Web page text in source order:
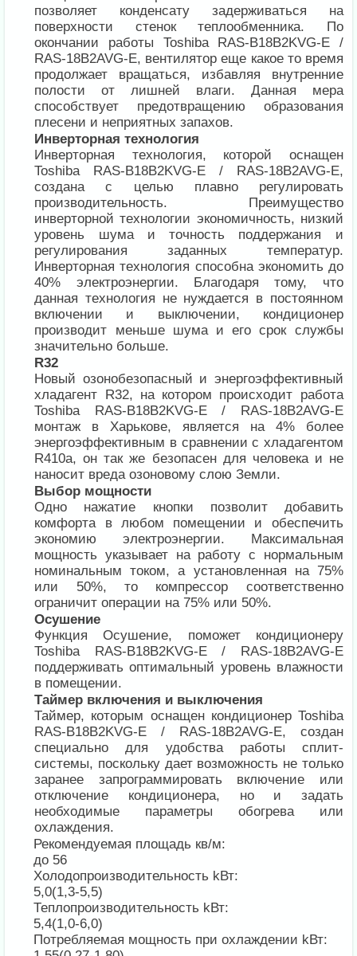
позволяет конденсату задерживаться на
поверхности стенок теплообменника. По
окончании работы Toshiba RAS-B18B2KVG-E /
RAS-18B2AVG-E, вентилятор еще какое то время
продолжает вращаться, избавляя внутренние
полости от лишней влаги. Данная мера
способствует предотвращению образования
плесени и неприятных запахов.
Инверторная технология
Инверторная технология, которой оснащен
Toshiba RAS-B18B2KVG-E / RAS-18B2AVG-E,
создана с целью плавно регулировать
производительность. Преимущество
инверторной технологии экономичность, низкий
уровень шума и точность поддержания и
регулирования заданных температур.
Инверторная технология способна экономить до
40% электроэнергии. Благодаря тому, что
данная технология не нуждается в постоянном
включении и выключении, кондиционер
производит меньше шума и его срок службы
значительно больше.
R32
Новый озонобезопасный и энергоэффективный
хладагент R32, на котором происходит работа
Toshiba RAS-B18B2KVG-E / RAS-18B2AVG-E
монтаж в Харькове, является на 4% более
энергоэффективным в сравнении с хладагентом
R410a, он так же безопасен для человека и не
наносит вреда озоновому слою Земли.
Выбор мощности
Одно нажатие кнопки позволит добавить
комфорта в любом помещении и обеспечить
экономию электроэнергии. Максимальная
мощность указывает на работу с нормальным
номинальным током, а установленная на 75%
или 50%, то компрессор соответственно
ограничит операции на 75% или 50%.
Осушение
Функция Осушение, поможет кондиционеру
Toshiba RAS-B18B2KVG-E / RAS-18B2AVG-E
поддерживать оптимальный уровень влажности
в помещении.
Таймер включения и выключения
Таймер, которым оснащен кондиционер Toshiba
RAS-B18B2KVG-E / RAS-18B2AVG-E, создан
специально для удобства работы сплит-
системы, поскольку дает возможность не только
заранее запрограммировать включение или
отключение кондиционера, но и задать
необходимые параметры обогрева или
охлаждения.
Рекомендуемая площадь кв/м:
до 56
Холодопроизводительность kВт:
5,0(1,3-5,5)
Теплопроизводительность kВт:
5,4(1,0-6,0)
Потребляемая мощность при охлаждении kВт: